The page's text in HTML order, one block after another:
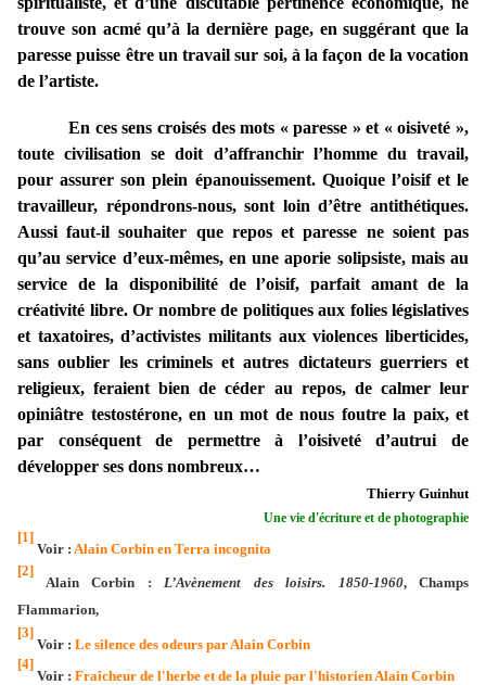
trouve son acmé qu’à la dernière page, en suggérant que la
paresse puisse être un travail sur soi, à la façon de la vocation
de l’artiste.
En ces sens croisés des mots « paresse » et « oisiveté »,
toute civilisation se doit d’affranchir l’homme du travail,
pour assurer son plein épanouissement. Quoique l’oisif et le
travailleur, répondrons-nous, sont loin d’être antithétiques.
Aussi faut-il souhaiter que repos et paresse ne soient pas
qu’au service d’eux-mêmes, en une aporie solipsiste, mais au
service de la disponibilité de l’oisif, parfait amant de la
créativité libre. Or nombre de politiques aux folies législatives
et taxatoires, d’activistes militants aux violences liberticides,
sans oublier les criminels et autres dictateurs guerriers et
religieux, feraient bien de céder au repos, de calmer leur
opiniâtre testostérone, en un mot de nous foutre la paix, et
par conséquent de permettre à l’oisiveté d’autrui de
développer ses dons nombreux…
Thierry Guinhut
Une vie d'écriture et de photographie
[1]
Voir : Alain Corbin en Terra incognita
[2]
Alain Corbin : L’Avènement des loisirs. 1850-1960, Champs
Flammarion,
[3]
Voir : Le silence des odeurs par Alain Corbin
[4]
Voir : Fraîcheur de l'herbe et de la pluie par l'historien Alain Corbin